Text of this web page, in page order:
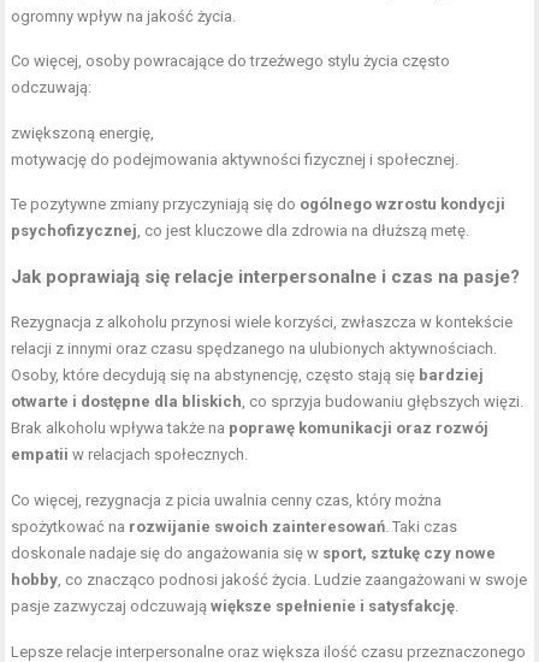
ogromny wpływ na jakość życia.
Co więcej, osoby powracające do trzeźwego stylu życia często
odczuwają:
zwiększoną energię,
motywację do podejmowania aktywności fizycznej i społecznej.
Te pozytywne zmiany przyczyniają się do ogólnego wzrostu kondycji
psychofizycznej , co jest kluczowe dla zdrowia na dłuższą metę.
Jak poprawiają się relacje interpersonalne i czas na pasje?
Rezygnacja z alkoholu przynosi wiele korzyści, zwłaszcza w kontekście
relacji z innymi oraz czasu spędzanego na ulubionych aktywnościach.
Osoby, które decydują się na abstynencję, często stają się bardziej
otwarte i dostępne dla bliskich , co sprzyja budowaniu głębszych więzi.
Brak alkoholu wpływa także na poprawę komunikacji oraz rozwój
empatii w relacjach społecznych.
Co więcej, rezygnacja z picia uwalnia cenny czas, który można
spożytkować na rozwijanie swoich zainteresowań . Taki czas
doskonale nadaje się do angażowania się w sport, sztukę czy nowe
hobby , co znacząco podnosi jakość życia. Ludzie zaangażowani w swoje
pasje zazwyczaj odczuwająwiększe spełnienie i satysfakcję
Lepsze relacje interpersonalne oraz większa ilość czasu przeznaczonego